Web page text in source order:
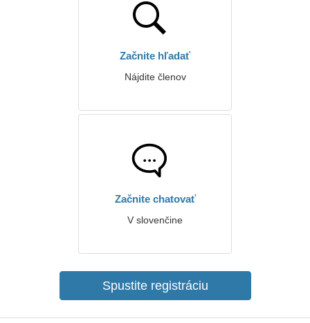
Začnite hľadať
Nájdite členov
Začnite chatovať
V slovenčine
Spustite registráciu